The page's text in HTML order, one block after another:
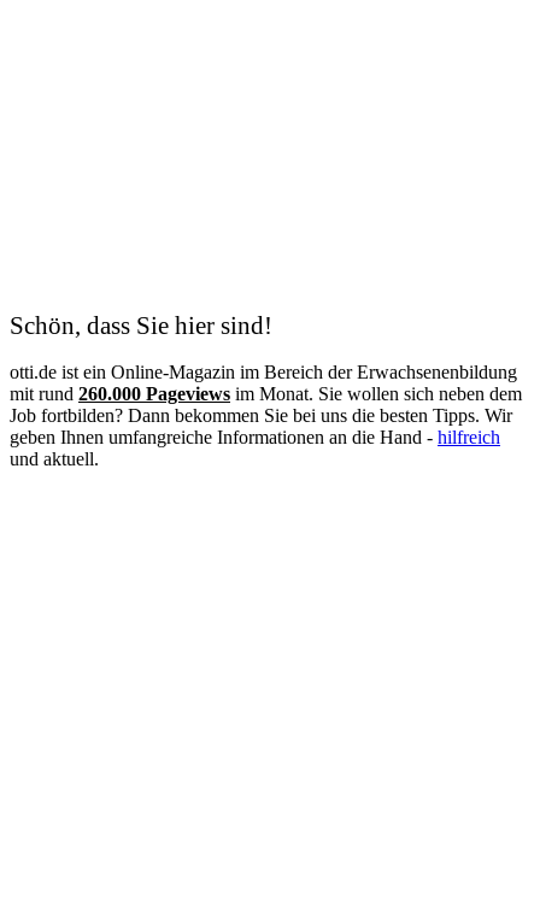
Schön, dass Sie hier sind!
otti.de ist ein Online-Magazin im Bereich der Erwachsenenbildung
mit rund 260.000 Pageviews im Monat. Sie wollen sich neben dem
Job fortbilden? Dann bekommen Sie bei uns die besten Tipps. Wir
geben Ihnen umfangreiche Informationen an die Hand - hilfreich
und aktuell.